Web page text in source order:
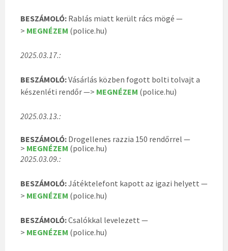
BESZÁMOLÓ: Rablás miatt került rács mögé —
> MEGNÉZEM (police.hu)
2025.03.17.:
BESZÁMOLÓ:Vásárlás közben fogott bolti tolvajt a
készenléti rendőr —> MEGNÉZEM (police.hu)
2025.03.13.:
BESZÁMOLÓ: Drogellenes razzia 150 rendőrrel —
> MEGNÉZEM (police.hu)
2025.03.09.:
BESZÁMOLÓ:Játéktelefont kapott az igazi helyett —
> MEGNÉZEM (police.hu)
BESZÁMOLÓ:Csalókkal levelezett —
> MEGNÉZEM (police.hu)